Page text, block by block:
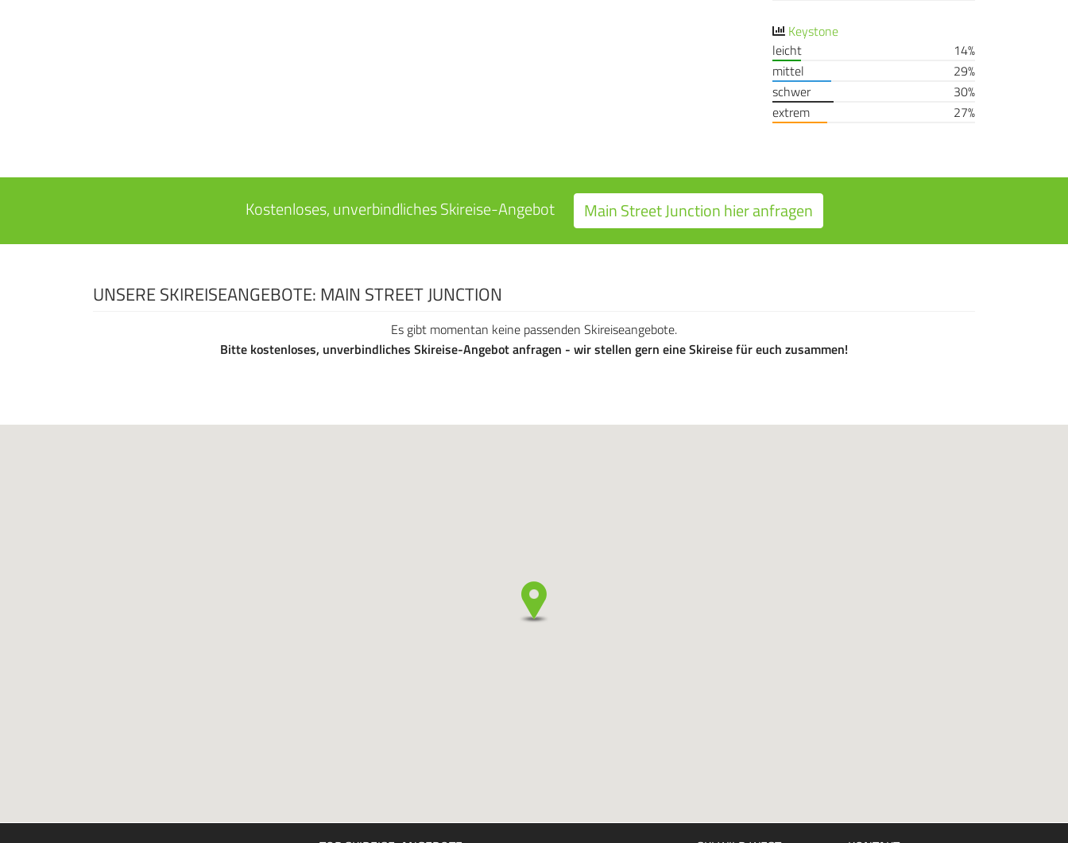
Keystone
leicht
14%
mittel
29%
schwer
30%
extrem
27%
Kostenloses, unverbindliches Skireise-Angebot Main Street Junction hier anfragen
UNSERE SKIREISEANGEBOTE: MAIN STREET JUNCTION
Es gibt momentan keine passenden Skireiseangebote.
Bitte kostenloses, unverbindliches Skireise-Angebot anfragen - wir stellen gern eine Skireise für euch zusammen!